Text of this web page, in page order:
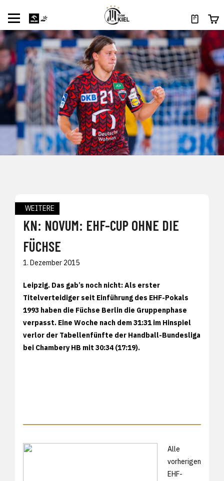
WEITERE
KN: NOVUM: EHF-CUP OHNE DIE
FÜCHSE
1. Dezember 2015
Leipzig. Das gab’s noch nicht: Als erster
Titelverteidiger seit Einführung des EHF-Pokals
1993 haben die Füchse Berlin die Gruppenphase
verpasst. Eine Woche nach dem 31:31 im Hinspiel
verlor der Tabellenfünfte der Handball-Bundesliga
bei Chambery HB mit 30:34 (17:19).
Alle
vorherigen
EHF-